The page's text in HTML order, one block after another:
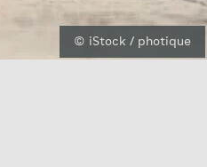
© iStock / photique